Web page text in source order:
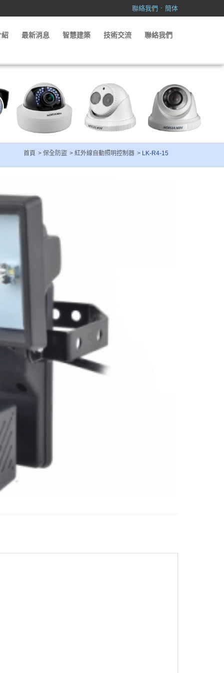
聯絡我們 ． 簡体
紹 最新消息 智慧建築 技術交流 聯絡我們
首頁 保全防盜 紅外線自動照明控制器 LK-R4-15